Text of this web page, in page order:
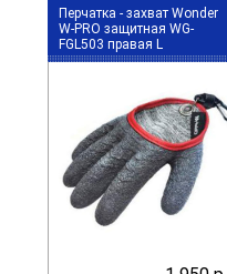
Перчатка - захват Wonder
W-PRO защитная WG-
FGL503 правая L